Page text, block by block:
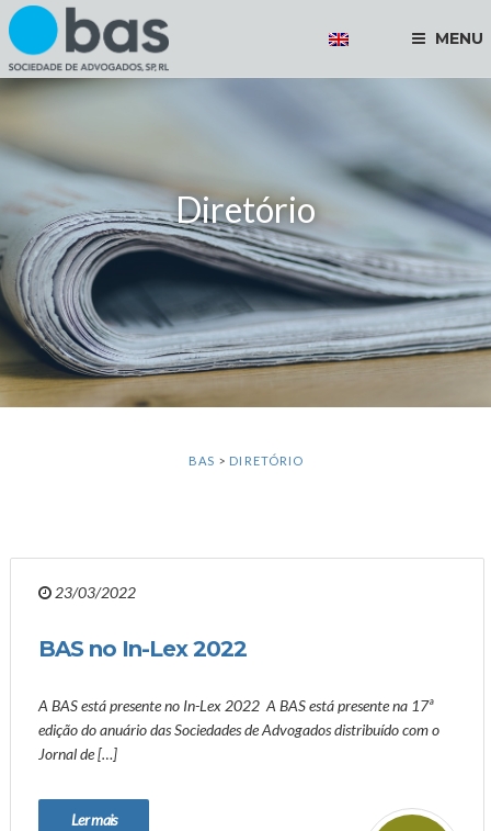
MENU
Diretório
BAS > DIRETÓRIO
23/03/2022
BAS no In-Lex 2022
A BAS está presente no In-Lex 2022 A BAS está presente na 17ª
edição do anuário das Sociedades de Advogados distribuído com o
Jornal de […]
Ler mais